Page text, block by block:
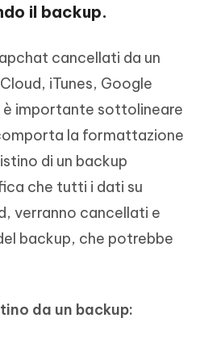
il backup.
cancellati da un
iTunes, Google
è importante sottolineare
la formattazione
di un backup
che tutti i dati su
verranno cancellati e
backup, che potrebbe
da un backup: